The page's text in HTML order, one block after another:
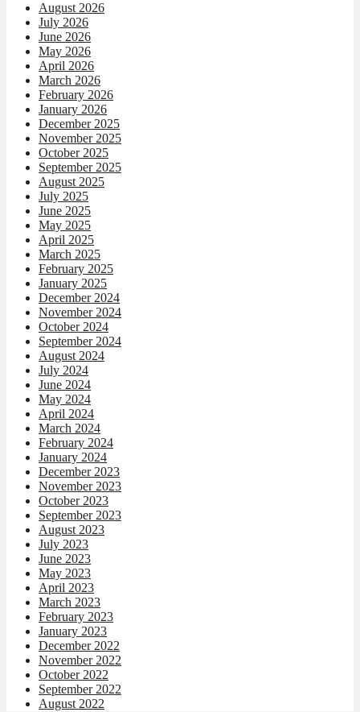
August 2026
July 2026
June 2026
May 2026
April 2026
March 2026
February 2026
January 2026
December 2025
November 2025
October 2025
September 2025
August 2025
July 2025
June 2025
May 2025
April 2025
March 2025
February 2025
January 2025
December 2024
November 2024
October 2024
September 2024
August 2024
July 2024
June 2024
May 2024
April 2024
March 2024
February 2024
January 2024
December 2023
November 2023
October 2023
September 2023
August 2023
July 2023
June 2023
May 2023
April 2023
March 2023
February 2023
January 2023
December 2022
November 2022
October 2022
September 2022
August 2022